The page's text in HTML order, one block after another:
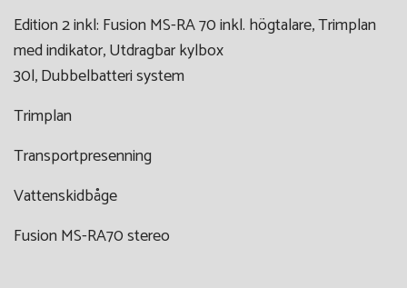
Edition 2 inkl: Fusion MS-RA 70 inkl. högtalare, Trimplan
med indikator, Utdragbar kylbox
30l, Dubbelbatteri system
Trimplan
Transportpresenning
Vattenskidbåge
Fusion MS-RA70 stereo